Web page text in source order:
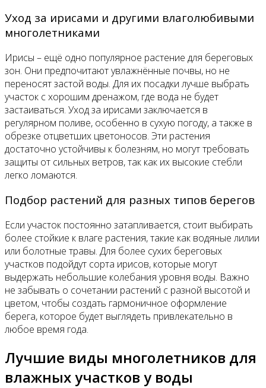
Уход за ирисами и другими влаголюбивыми
многолетниками
Ирисы – ещё одно популярное растение для береговых
зон. Они предпочитают увлажнённые почвы, но не
переносят застой воды. Для их посадки лучше выбрать
участок с хорошим дренажом, где вода не будет
застаиваться. Уход за ирисами заключается в
регулярном поливе, особенно в сухую погоду, а также в
обрезке отцветших цветоносов. Эти растения
достаточно устойчивы к болезням, но могут требовать
защиты от сильных ветров, так как их высокие стебли
легко ломаются.
Подбор растений для разных типов берегов
Если участок постоянно затапливается, стоит выбирать
более стойкие к влаге растения, такие как водяные лилии
или болотные травы. Для более сухих береговых
участков подойдут сорта ирисов, которые могут
выдержать небольшие колебания уровня воды. Важно
не забывать о сочетании растений с разной высотой и
цветом, чтобы создать гармоничное оформление
берега, которое будет выглядеть привлекательно в
любое время года.
Лучшие виды многолетников для
влажных участков у воды